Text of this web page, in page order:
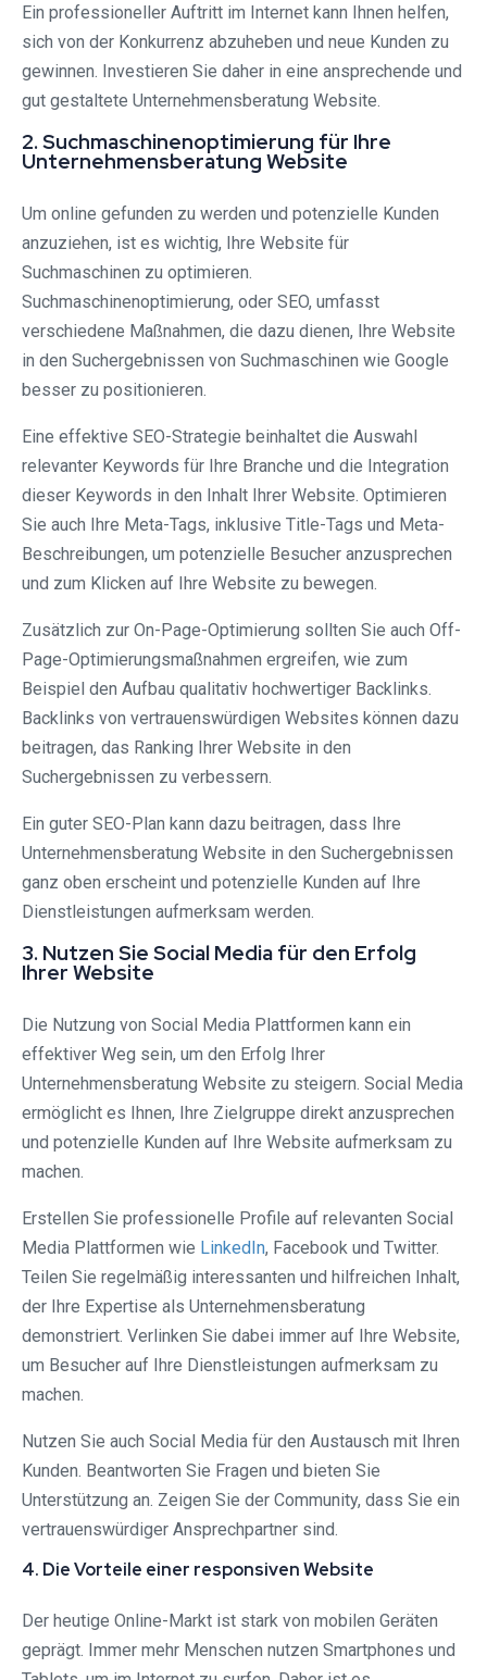
Ein professioneller Auftritt im Internet kann Ihnen helfen,
sich von der Konkurrenz abzuheben und neue Kunden zu
gewinnen. Investieren Sie daher in eine ansprechende und
gut gestaltete Unternehmensberatung Website.
2. Suchmaschinenoptimierung für Ihre
Unternehmensberatung Website
Um online gefunden zu werden und potenzielle Kunden
anzuziehen, ist es wichtig, Ihre Website für
Suchmaschinen zu optimieren.
Suchmaschinenoptimierung, oder SEO, umfasst
verschiedene Maßnahmen, die dazu dienen, Ihre Website
in den Suchergebnissen von Suchmaschinen wie Google
besser zu positionieren.
Eine effektive SEO-Strategie beinhaltet die Auswahl
relevanter Keywords für Ihre Branche und die Integration
dieser Keywords in den Inhalt Ihrer Website. Optimieren
Sie auch Ihre Meta-Tags, inklusive Title-Tags und Meta-
Beschreibungen, um potenzielle Besucher anzusprechen
und zum Klicken auf Ihre Website zu bewegen.
Zusätzlich zur On-Page-Optimierung sollten Sie auch Off-
Page-Optimierungsmaßnahmen ergreifen, wie zum
Beispiel den Aufbau qualitativ hochwertiger Backlinks.
Backlinks von vertrauenswürdigen Websites können dazu
beitragen, das Ranking Ihrer Website in den
Suchergebnissen zu verbessern.
Ein guter SEO-Plan kann dazu beitragen, dass Ihre
Unternehmensberatung Website in den Suchergebnissen
ganz oben erscheint und potenzielle Kunden auf Ihre
Dienstleistungen aufmerksam werden.
3. Nutzen Sie Social Media für den Erfolg
Ihrer Website
Die Nutzung von Social Media Plattformen kann ein
effektiver Weg sein, um den Erfolg Ihrer
Unternehmensberatung Website zu steigern. Social Media
ermöglicht es Ihnen, Ihre Zielgruppe direkt anzusprechen
und potenzielle Kunden auf Ihre Website aufmerksam zu
machen.
Erstellen Sie professionelle Profile auf relevanten Social
Media Plattformen wie LinkedIn, Facebook und Twitter.
Teilen Sie regelmäßig interessanten und hilfreichen Inhalt,
der Ihre Expertise als Unternehmensberatung
demonstriert. Verlinken Sie dabei immer auf Ihre Website,
um Besucher auf Ihre Dienstleistungen aufmerksam zu
machen.
Nutzen Sie auch Social Media für den Austausch mit Ihren
Kunden. Beantworten Sie Fragen und bieten Sie
Unterstützung an. Zeigen Sie der Community, dass Sie ein
vertrauenswürdiger Ansprechpartner sind.
4. Die Vorteile einer responsiven Website
Der heutige Online-Markt ist stark von mobilen Geräten
geprägt. Immer mehr Menschen nutzen Smartphones und